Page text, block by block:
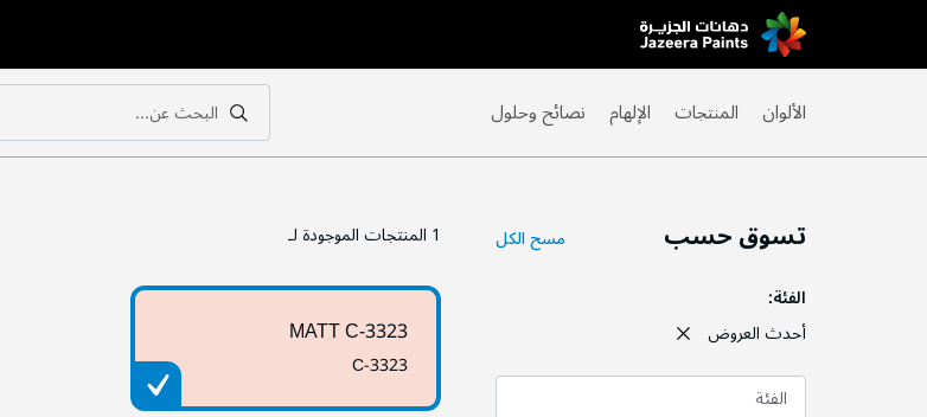
Skip
to
بحث
البحث عن...
بحث الألوان المنتجات الإلهام نصائح وحلول
1 المنتجات الموجودة لـ
MATT C-3323
C-3323
تسوق حسب
الفئة
أحدث العروض
مسح الكل
الفئة